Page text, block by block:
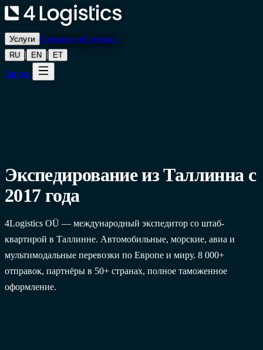
Услуги О компанииКонтакты
RU | EN | ET
Запрос
Экспедирование из Таллинна с
2017 года
4Logistics OÜ — международный экспедитор со штаб-
квартирой в Таллинне. Автомобильные, морские, авиа и
мультимодальные перевозки по Европе и миру. 8 000+
отправок, партнёры в 50+ странах, полное таможенное
оформление.